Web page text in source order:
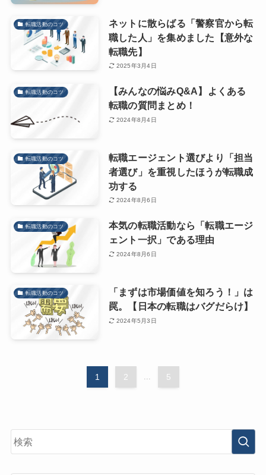
転職活動のコツ
ネットに散らばる「警察官から転
職した人」を集めました【意外な
転職先】
2025年3月4日
転職活動のコツ
【みんなの悩みQ&A】よくある
転職の質問まとめ！
2024年8月4日
転職活動のコツ
転職エージェント選びより「担当
者選び」を重視したほうが転職成
功する
2024年8月6日
転職活動のコツ
本気の転職活動なら「転職エージ
ェント一択」である理由
2024年8月6日
転職活動のコツ
「まずは市場価値を知ろう！」は
罠。【日本の転職はバグだらけ】
2024年5月3日
1 2 5